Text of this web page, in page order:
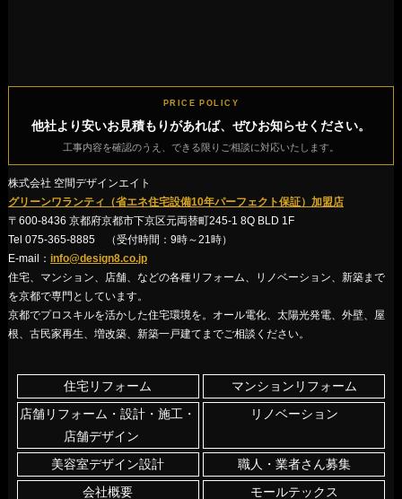
PRICE POLICY
他社より安いお見積もりがあれば、ぜひお知らせください。
工事内容を確認のうえ、できる限りご相談に対応いたします。
株式会社 空間デザインエイト
グリーンワランティ（省エネ住宅設備10年パーフェクト保証）加盟店
〒600-8436 京都府京都市下京区元両替町245-1 8Q BLD 1F
Tel 075-365-8885 （受付時間：9時～21時）
E-mail： info@design8.co.jp
住宅、マンション、店舗、などの各種リフォーム、リノベーション、新築まで
を京都で専門としています。
京都でプロスキルを活かした住宅環境を。オール電化、太陽光発電、外壁、屋
根、古民家再生、増改築、新築一戸建てまでご相談ください。
住宅リフォーム
マンションリフォーム
店舗リフォーム・設計・施工・
店舗デザイン
リノベーション
美容室デザイン設計
職人・業者さん募集
会社概要
モールテックス